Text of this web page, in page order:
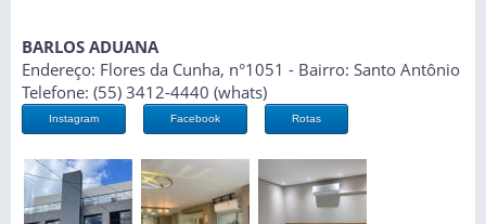
BARLOS ADUANA
Endereço: Flores da Cunha, n°1051 - Bairro: Santo Antônio
Telefone: (55) 3412-4440 (whats)
Instagram Facebook Rotas